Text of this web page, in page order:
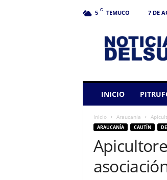
5 C TEMUCO 7 DE
INICIO
Inicio Araucanía
ARAUCANÍA CAUTÍN